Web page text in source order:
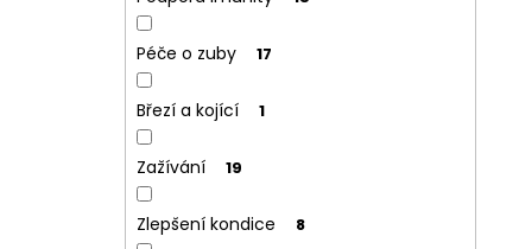
Péče o zuby 17
Březí a kojící 1
Zažívání 19
Zlepšení kondice 8